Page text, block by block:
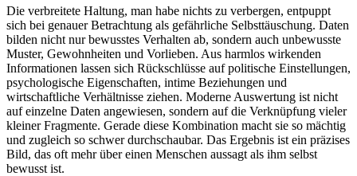
Die verbreitete Haltung, man habe nichts zu verbergen, entpuppt
sich bei genauer Betrachtung als gefährliche Selbsttäuschung. Daten
bilden nicht nur bewusstes Verhalten ab, sondern auch unbewusste
Muster, Gewohnheiten und Vorlieben. Aus harmlos wirkenden
Informationen lassen sich Rückschlüsse auf politische Einstellungen,
psychologische Eigenschaften, intime Beziehungen und
wirtschaftliche Verhältnisse ziehen. Moderne Auswertung ist nicht
auf einzelne Daten angewiesen, sondern auf die Verknüpfung vieler
kleiner Fragmente. Gerade diese Kombination macht sie so mächtig
und zugleich so schwer durchschaubar. Das Ergebnis ist ein präzises
Bild, das oft mehr über einen Menschen aussagt als ihm selbst
bewusst ist.